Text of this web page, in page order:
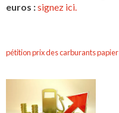
euros :signez ici.
pétition prix des carburants papier